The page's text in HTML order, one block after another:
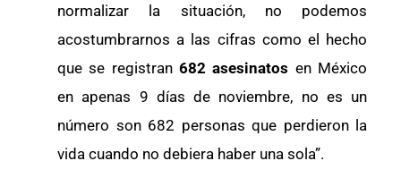
normalizar la situación, no podemos
acostumbrarnos a las cifras como el hecho
que se registran682 asesinatos en México
en apenas 9 días de noviembre, no es un
número son 682 personas que perdieron la
vida cuando no debiera haber una sola”.